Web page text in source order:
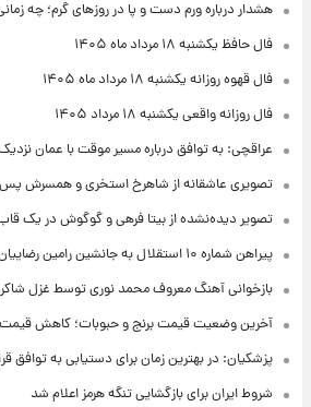
هشدار درباره ورم دست و پا در روزهای گرم؛ چه
فال حافظ یکشنبه ۱۸ مرداد ماه ۱۴۰۵
فال قهوه روزانه یکشنبه ۱۸ مرداد ماه ۱۴۰۵
فال روزانه واقعی یکشنبه ۱۸ مرداد ۱۴۰۵
عراقچی: به توافق درباره مسیر موقت با عمان
تصویری عاشقانه از شاهرخ استخری و همسرش
تصویر دیده‌نشده از بیتا فرهی و گوگوش در یک
پیراهن شماره ۱۰ استقلال به جانشین رامین رضاییان رسید + عکس
بازخوانی آهنگ معروف محمد نوری توسط غزل
آخرین وضعیت قیمت برنج و حبوبات؛ کاهش
پزشکیان: در بهترین زمان برای دستیابی به توافق
شروط ایران برای بازگشایی تنگه هرمز اعلام شد